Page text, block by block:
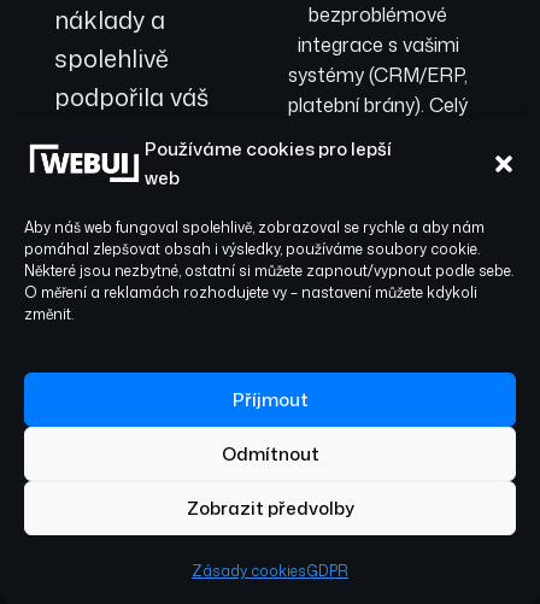
Používáme cookies pro lepší
web
Aby náš web fungoval spolehlivě, zobrazoval se rychle a aby nám
pomáhal zlepšovat obsah i výsledky, používáme soubory cookie.
Některé jsou nezbytné, ostatní si můžete zapnout/vypnout podle sebe.
O měření a reklamách rozhodujete vy – nastavení můžete kdykoli
změnit.
Příjmout
Odmítnout
Zobrazit předvolby
Zásady cookiesGDPR
náklady a
spolehlivě
podpořila váš
byznys v Příbrami.
bezproblémové
integrace s vašimi
systémy (CRM/ERP,
platební brány). Celý
vývoj probíhá iterativně
v rychlých sprintech,
funkčnímu řešení
dostanete co nejdříve.
03
Automatická
kontrola
kvality &
maximální
bezpečnost